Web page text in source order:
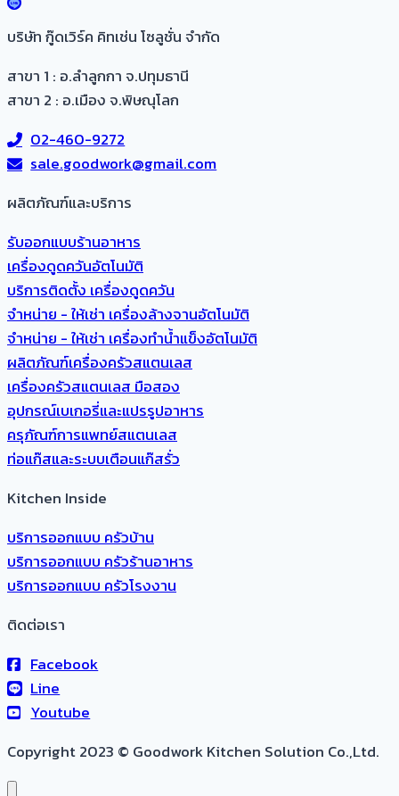
บริษัท กู๊ดเวิร์ค คิทเช่น โซลูชั่น จำกัด
สาขา 1 : อ.ลำลูกกา จ.ปทุมธานี
สาขา 2 : อ.เมือง จ.พิษณุโลก
02-460-9272
sale.goodwork@gmail.com
ผลิตภัณฑ์และบริการ​
รับออกแบบร้านอาหาร
เครื่องดูดควันอัตโนมัติ
บริการติดตั้ง เครื่องดูดควัน
จำหน่าย - ให้เช่า เครื่องล้างจานอัตโนมัติ
จำหน่าย - ให้เช่า เครื่องทำน้ำแข็งอัตโนมัติ
ผลิตภัณฑ์เครื่องครัวสแตนเลส
เครื่องครัวสแตนเลส มือสอง
อุปกรณ์เบเกอรี่และแปรรูปอาหาร
ครุภัณฑ์การแพทย์สแตนเลส
ท่อแก๊สและระบบเตือนแก๊สรั่ว
Kitchen Inside
บริการออกแบบ ครัวบ้าน
บริการออกแบบ ครัวร้านอาหาร
บริการออกแบบ ครัวโรงงาน
ติดต่อเรา
Facebook
Line
Youtube
Copyright 2023 © Goodwork Kitchen Solution Co.,Ltd.